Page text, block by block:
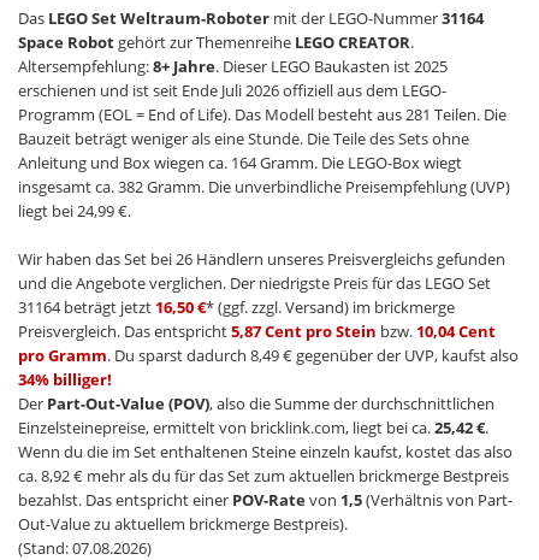
Das LEGO Set Weltraum-Roboter mit der LEGO-Nummer31164
Space Robotgehört zur Themenreihe LEGO CREATOR.
Altersempfehlung:8+ Jahre. Dieser LEGO Baukasten ist 2025
erschienen und ist seit Ende Juli 2026 offiziell aus dem LEGO-
Programm (EOL = End of Life). Das Modell besteht aus 281 Teilen. Die
Bauzeit beträgt weniger als eine Stunde. Die Teile des Sets ohne
Anleitung und Box wiegen ca. 164 Gramm. Die LEGO-Box wiegt
insgesamt ca. 382 Gramm. Die unverbindliche Preisempfehlung (UVP)
liegt bei 24,99 €.
Wir haben das Set bei 26 Händlern unseres Preisvergleichs gefunden
und die Angebote verglichen. Der niedrigste Preis für das LEGO Set
31164 beträgt jetzt 16,50 €* (ggf. zzgl. Versand) im brickmerge
Preisvergleich. Das entspricht5,87 Cent pro Stein bzw. 10,04 Cent
pro Gramm. Du sparst dadurch 8,49 € gegenüber der UVP, kaufst also
34% billiger!
Der Part-Out-Value (POV), also die Summe der durchschnittlichen
Einzelsteinepreise, ermittelt von bricklink.com, liegt bei ca.25,42 €.
Wenn du die im Set enthaltenen Steine einzeln kaufst, kostet das also
ca. 8,92 € mehr als du für das Set zum aktuellen brickmerge Bestpreis
bezahlst. Das entspricht einer POV-Ratevon 1,5(Verhältnis von Part-
Out-Value zu aktuellem brickmerge Bestpreis).
(Stand: 07.08.2026)